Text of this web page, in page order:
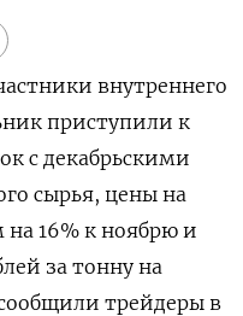
внутреннего
приступили к
с декабрьскими
сырья, цены на
16% к ноябрю и
за тонну на
трейдеры в